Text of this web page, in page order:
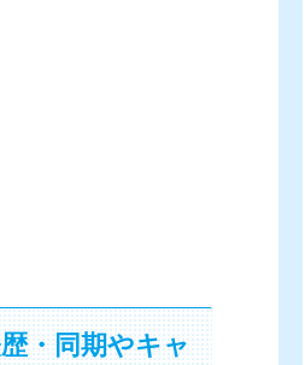
・同期やキャ